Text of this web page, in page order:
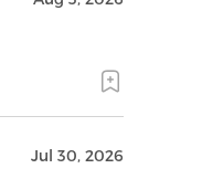
Jul 30, 2026